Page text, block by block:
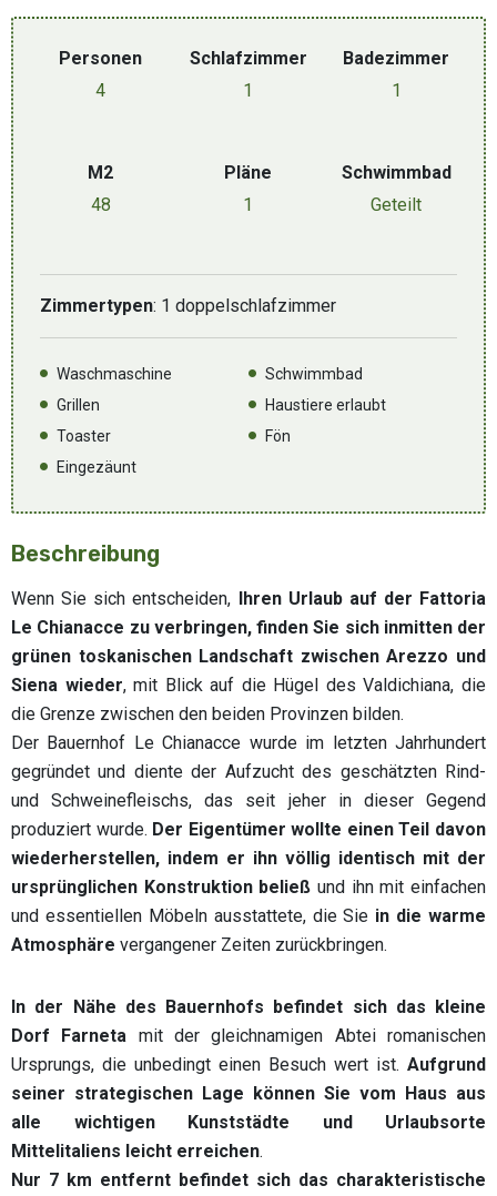
Personen
4
Schlafzimmer
1
Badezimmer
1
M2
48
Pläne
1
Schwimmbad
Geteilt
Zimmertypen: 1 doppelschlafzimmer
Waschmaschine
Schwimmbad
Grillen
Haustiere erlaubt
Toaster
Fön
Eingezäunt
Beschreibung
Wenn Sie sich entscheiden, Ihren Urlaub auf der Fattoria
Le Chianacce zu verbringen, finden Sie sich inmitten der
grünen toskanischen Landschaft zwischen Arezzo und
Siena wieder, mit Blick auf die Hügel des Valdichiana, die
die Grenze zwischen den beiden Provinzen bilden.
Der Bauernhof Le Chianacce wurde im letzten Jahrhundert
gegründet und diente der Aufzucht des geschätzten Rind-
und Schweinefleischs, das seit jeher in dieser Gegend
produziert wurde. Der Eigentümer wollte einen Teil davon
wiederherstellen, indem er ihn völlig identisch mit der
ursprünglichen Konstruktion beließ und ihn mit einfachen
und essentiellen Möbeln ausstattete, die Sie in die warme
Atmosphäre vergangener Zeiten zurückbringen.
In der Nähe des Bauernhofs befindet sich das kleine
Dorf Farneta mit der gleichnamigen Abtei romanischen
Ursprungs, die unbedingt einen Besuch wert ist. Aufgrund
seiner strategischen Lage können Sie vom Haus aus
alle wichtigen Kunststädte und Urlaubsorte
Mittelitaliens leicht erreichen.
Nur 7 km entfernt befindet sich das charakteristische